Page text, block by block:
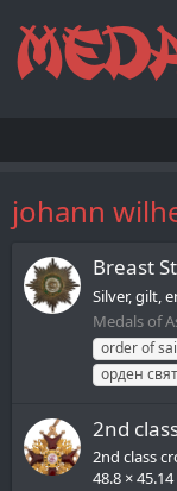
johann
Breast
Silver, gilt,
Medals of
order of
орден
2nd
2nd class
48.8 ×